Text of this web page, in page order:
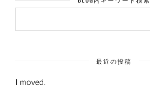
検
最近の投稿
I moved.